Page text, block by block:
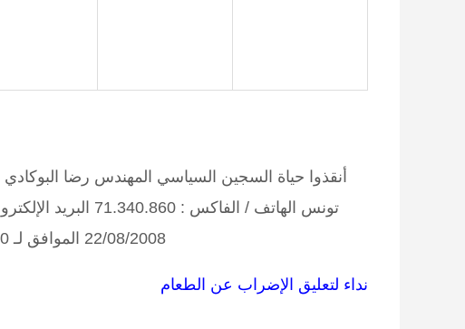
أنقذوا حياة السجين السياسي المهندس رضا البوكادي
22/08/2008 الموافق لـ 20 شعبان 1429
نداء لتعليق الإضراب عن الطعام